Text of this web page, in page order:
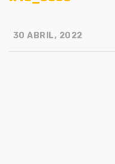
30 ABRIL, 2022